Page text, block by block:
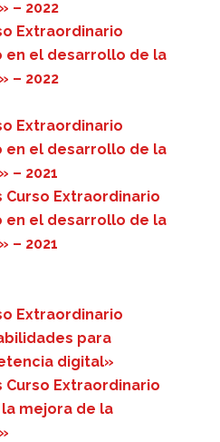
– 2022
Extraordinario
en el desarrollo de la
– 2022
Extraordinario
en el desarrollo de la
– 2021
Curso Extraordinario
en el desarrollo de la
– 2021
Extraordinario
para
digital»
Curso Extraordinario
mejora de la